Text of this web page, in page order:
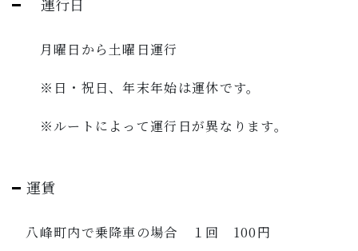
月曜日から土曜日運行
※日・祝日、年末年始は運休です。
※ルートによって運行日が異なります。
運賃
八峰町内で乗降車の場合 １回 100円